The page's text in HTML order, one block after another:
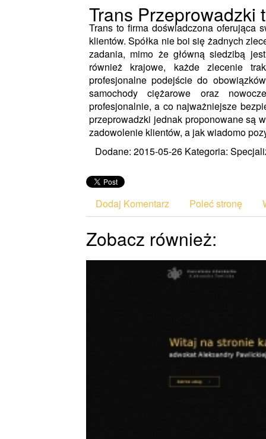
Trans Przeprowadzki
Trans to firma doświadczona oferująca
klientów. Spółka nie boi się żadnych
zadania, mimo że główną siedzibą
również krajowe, każde zlecenie
profesjonalne podejście do
samochody ciężarowe oraz
profesjonalnie, a co najważniejsze
przeprowadzki jednak proponowane są
zadowolenie klientów, a jak wiadomo
Dodane: 2015-05-26 Kategoria:
Dodaj Komentarz Poleć stronę
Zobacz również: